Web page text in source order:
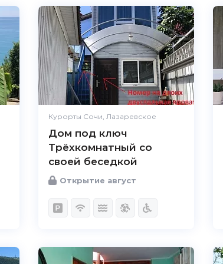
Курорты Сочи, Лазаревское
Дом под ключ
Трёхкомнатный со
своей беседкой
Открытие август